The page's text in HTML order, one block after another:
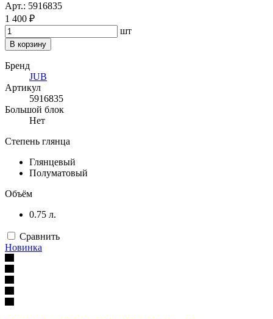
Арт.: 5916835
1 400 ₽
шт
В корзину
Бренд
JUB
Артикул
5916835
Большой блок
Нет
Степень глянца
Глянцевый
Полуматовый
Объём
0.75 л.
Сравнить
Новинка